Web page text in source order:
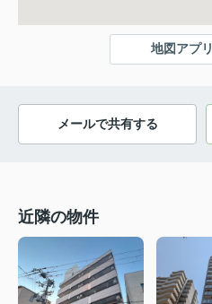
地図アプ
メールで共有する
近隣の物件